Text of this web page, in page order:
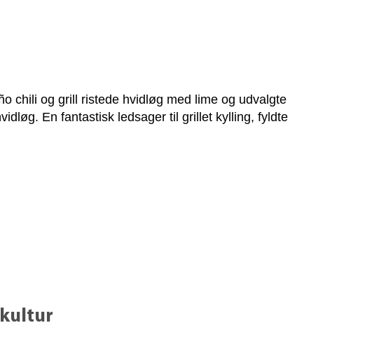
chili og grill ristede hvidløg med lime og udvalgte
En fantastisk ledsager til gril­let kyl­ling, fyldte